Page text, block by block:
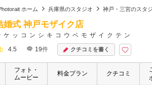
ホーム 兵庫県のスタジオ 神戸・三宮のスタ
婚式 神戸モザイク店
ケッコンシキコウベモザイクテン
4.5
19件 クチコミを書く
フォト・
ムービー
料金プラン クチコミ